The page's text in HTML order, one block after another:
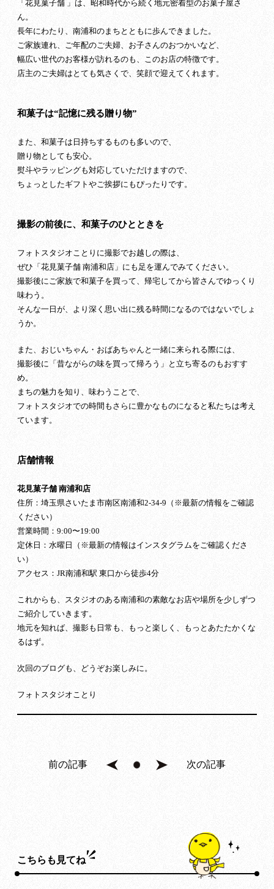
「花見菓子舗 」は、昭和時代から続く地元密着型のお菓子屋さ
ん。
長年にわたり、南浦和のまちとともに歩んできました。
ご家族連れ、ご年配のご夫婦、お子さんのおつかいなど、
幅広い世代のお客様が訪れるのも、このお店の特徴です。
店主のご夫婦はとても気さくで、笑顔で迎えてくれます。
和菓子は“記憶に残る贈り物”
また、和菓子は日持ちするものも多いので、
贈り物としても安心。
熨斗やラッピングも対応していただけますので、
ちょっとしたギフトやご挨拶にもぴったりです。
撮影の前後に、和菓子のひとときを
フォトスタジオことりに撮影でお越しの際は、
ぜひ「花見菓子舗 南浦和店」にも足を運んでみてください。
撮影後にご家族で和菓子を買って、帰宅してから皆さんでゆっくり
味わう。
そんな一日が、より深く思い出に残る時間になるのではないでしょ
うか。
また、おじいちゃん・おばあちゃんと一緒に来られる際には、
撮影後に「昔ながらの味を買って帰ろう」と立ち寄るのもおすす
め。
まちの魅力を知り、味わうことで、
フォトスタジオでの時間もさらに豊かなものになると私たちは考え
ています。
店舗情報
花見菓子舗 南浦和店
住所：埼玉県さいたま市南区南浦和2-34-9（※最新の情報をご確認
ください）
営業時間：9:00〜19:00
定休日：水曜日（※最新の情報はインスタグラムをご確認くださ
い）
アクセス：JR南浦和駅 東口から徒歩4分
これからも、スタジオのある南浦和の素敵なお店や場所を少しずつ
ご紹介していきます。
地元を知れば、撮影も日常も、もっと楽しく、もっとあたたかくな
るはず。
次回のブログも、どうぞお楽しみに。
フォトスタジオことり
前の記事 次の記事
こちらも見てね